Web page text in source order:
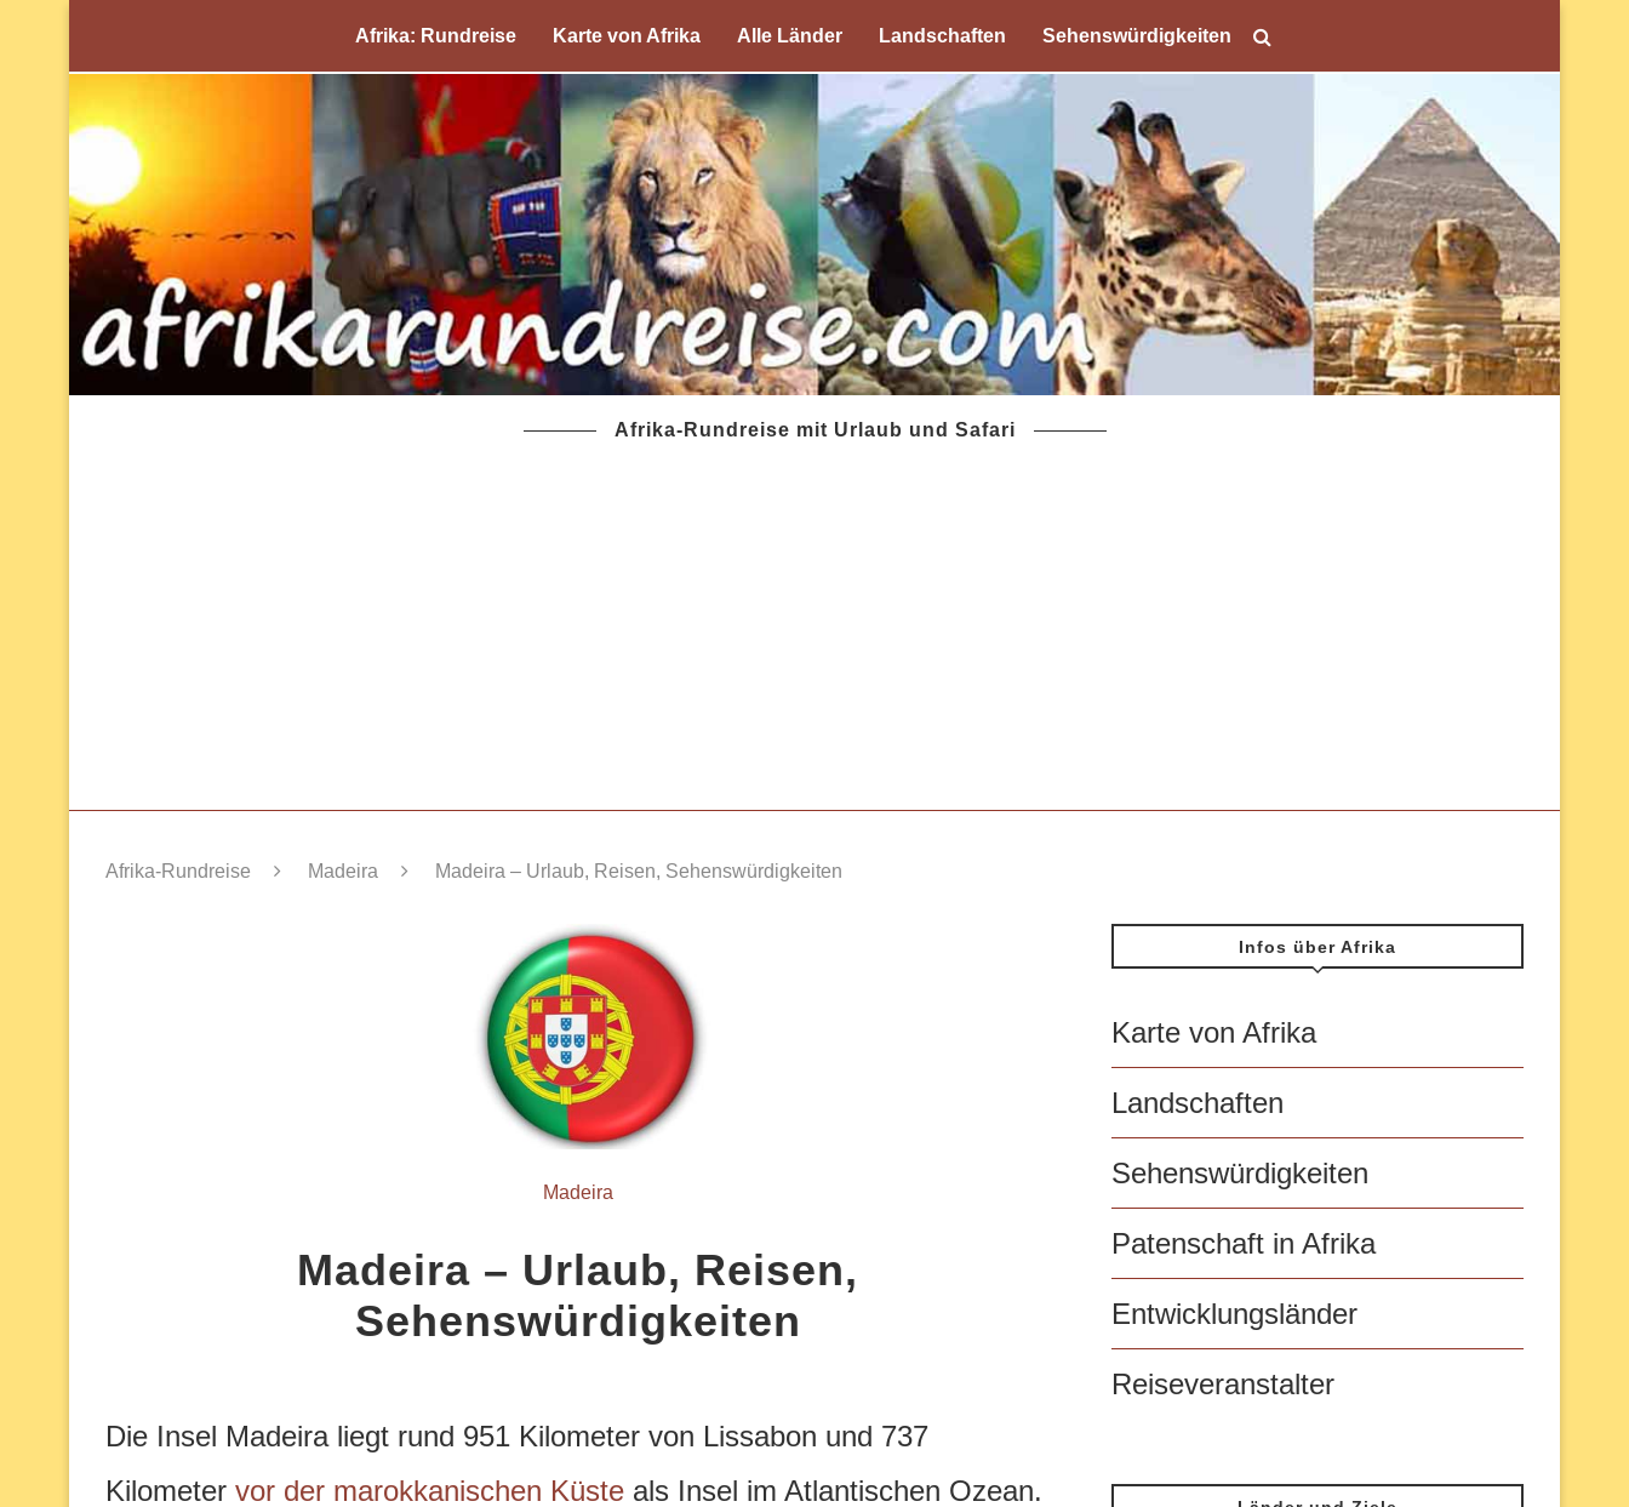
Afrika: Rundreise Karte von Afrika Alle Länder Landschaften Sehenswürdigkeiten
Afrika-Rundreise mit Urlaub und Safari
Afrika-Rundreise Madeira Madeira – Urlaub, Reisen, Sehenswürdigkeiten
Madeira
Madeira – Urlaub, Reisen,
Sehenswürdigkeiten
Die Insel Madeira liegt rund 951 Kilometer von Lissabon und 737
Kilometer vor der marokkanischen Küste als Insel im Atlantischen Ozean.
Infos über Afrika
Karte von Afrika
Landschaften
Sehenswürdigkeiten
Patenschaft in Afrika
Entwicklungsländer
Reiseveranstalter